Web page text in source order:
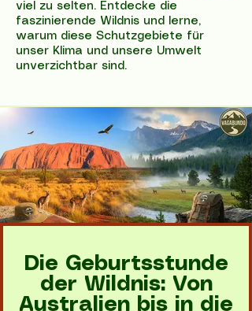
viel zu selten. Entdecke die
faszinierende Wildnis und lerne,
warum diese Schutzgebiete für
unser Klima und unsere Umwelt
unverzichtbar sind.
Die Geburtsstunde
der Wildnis: Von
Australien bis in die